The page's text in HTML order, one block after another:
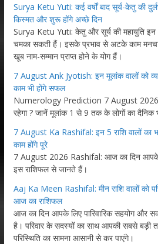
Surya Ketu Yuti: कई वर्षों बाद सूर्य-केतु की
किस्मत और शुरू होंगे अच्छे दिन
Surya Ketu Yuti: केतु और सूर्य की महायुति इन
चमका सकती हैं। इसके प्रभाव से अटके काम
खूब नाम-सम्मान प्राप्त होने के योग हैं।
7 August Ank Jyotish: इन मूलांक वालों को
काम भी होंगे सफल
Numerology Prediction 7 August
रहेगा ? जानें मूलांक 1 से 9 तक के लोगों का दैनिक
7 August Ka Rashifal: इन 5 राशि वालों का
काम होंगे पूरे
7 August 2026 Rashifal: आज का दिन आपके
इस राशिफल से जानते हैं।
Aaj Ka Meen Rashifal: मीन राशि वालों को
आज का राशिफल
आज का दिन आपके लिए पारिवारिक सहयोग और
है। परिवार के सदस्यों का साथ आपकी सबसे बड़ी
परिस्थिति का सामना आसानी से कर पाएंगे।